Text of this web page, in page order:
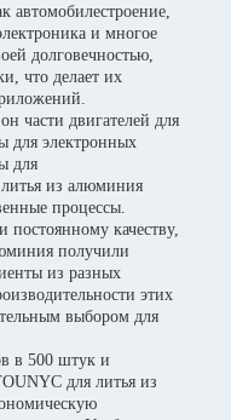
автомобилестроение,
и многое
долговечностью,
что делает их
части двигателей для
для электронных
для
из алюминия
процессы.
постоянному качеству,
получили
из разных
этих
выбором для
в 500 штук и
для литья из